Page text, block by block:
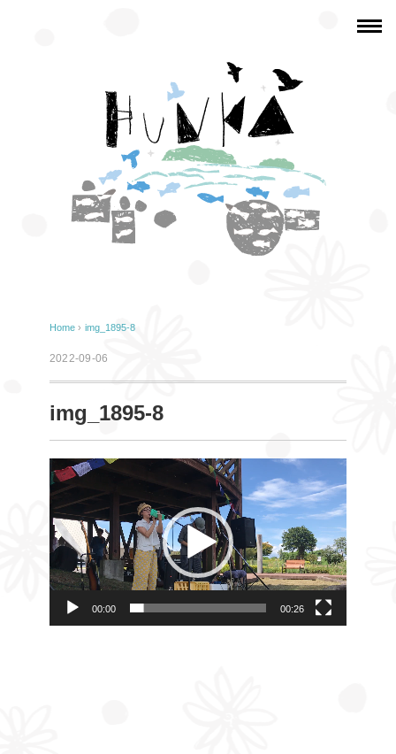
Home › img_1895-8
2022-09-06
img_1895-8
動
画
プ
レ
ー
ー
00:00 00:26